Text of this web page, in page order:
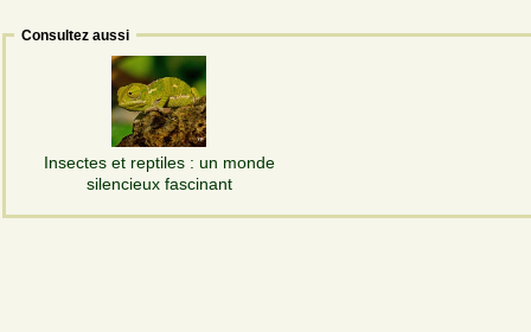
Consultez aussi
Insectes et reptiles : un monde
silencieux fascinant